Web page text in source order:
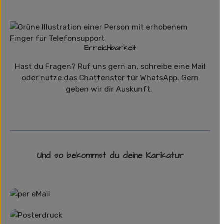
Erreichbarkeit
Hast du Fragen? Ruf uns gern an, schreibe eine Mail
oder nutze das Chatfenster für WhatsApp. Gern
geben wir dir Auskunft.
Und so bekommst du deine Karikatur